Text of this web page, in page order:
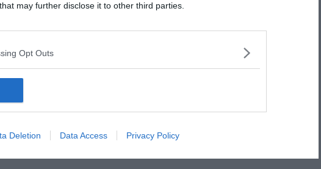
that may further disclose it to other third parties.
Opt Outs
Deletion Data Access Privacy Policy
luxe à Bali avec cette demeure
grandes chambres pouvant
à débordement surplombant rizières
d’un petit village, la location donne
massage. Le marché d’Ubud, le village
sont qu’à quelques minutes. Les singes
chats dans cette île sublime, ils ne sont